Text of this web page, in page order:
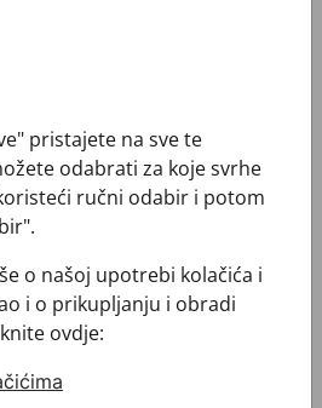
pristajete na sve te
odabrati za koje svrhe
ručni odabir i potom
o našoj upotrebi kolačića i
i o prikupljanju i obradi
ovdje: